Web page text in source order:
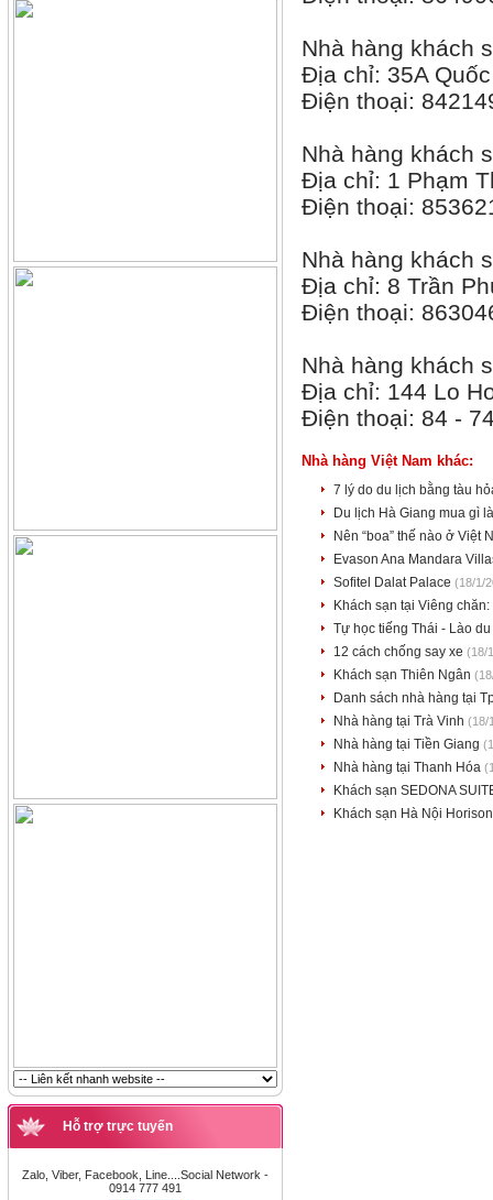
Hỗ trợ trực tuyến
Zalo, Viber, Facebook, Line....Social Network -
0914 777 491
Nhà hàng khách
Địa chỉ: 35A
Điện thoại:
Nhà hàng khách
Địa chỉ: 1 Phạm
Điện thoại:
Nhà hàng khách
Địa chỉ: 8 Trần
Điện thoại:
Nhà hàng khách
Địa chỉ: 144 Lo
Điện thoại: 84 -
Nhà hàng Việt Nam khác:
7 lý do du lịch bằng tàu
Du lịch Hà Giang mua gì
Nên “boa” thế nào ở Việt
Evason Ana Mandara
Sofitel Dalat Palace (18/1/
Khách sạn tại Viêng
Tự học tiếng Thái - Lào
12 cách chống say xe (18/
Khách sạn Thiên Ngân
Danh sách nhà hàng tại
Nhà hàng tại Trà Vinh (18/
Nhà hàng tại Tiền Giang
Nhà hàng tại Thanh Hóa
Khách sạn SEDONA
Khách sạn Hà Nội